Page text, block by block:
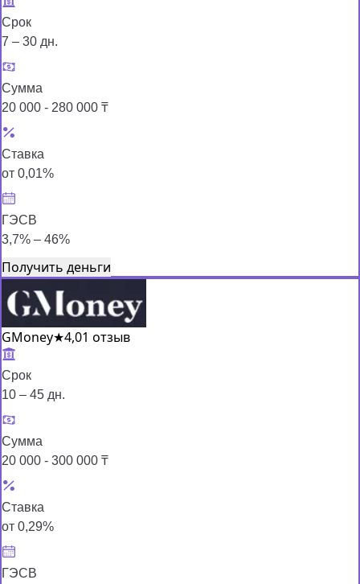
Срок
7 – 30 дн.
Сумма
20 000 - 280 000 ₸
Ставка
от 0,01%
ГЭСВ
3,7% – 46%
Получить деньги
GMoney★4,01 отзыв
Срок
10 – 45 дн.
Сумма
20 000 - 300 000 ₸
Ставка
от 0,29%
ГЭСВ